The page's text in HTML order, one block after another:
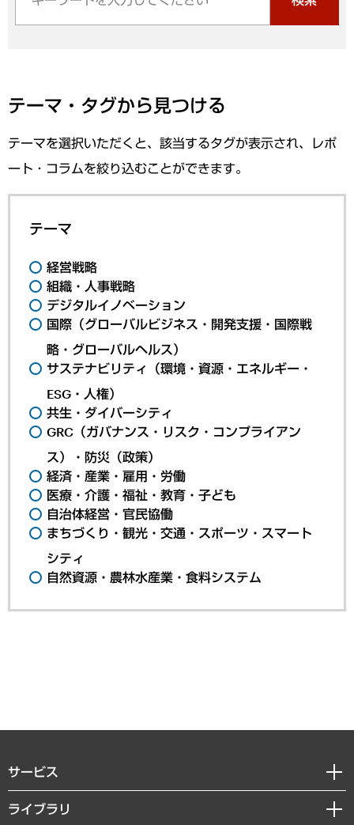
テーマ・タグから見つける
テーマを選択いただくと、該当するタグが表示され、レポ
ート・コラムを絞り込むことができます。
テーマ
経営戦略
組織・人事戦略
デジタルイノベーション
国際（グローバルビジネス・開発支援・国際戦
略・グローバルヘルス）
サステナビリティ（環境・資源・エネルギー・
ESG・人権）
共生・ダイバーシティ
GRC（ガバナンス・リスク・コンプライアン
ス）・防災（政策）
経済・産業・雇用・労働
医療・介護・福祉・教育・子ども
自治体経営・官民協働
まちづくり・観光・交通・スポーツ・スマート
シティ
自然資源・農林水産業・食料システム
サービス
経営戦略
ライブラリ